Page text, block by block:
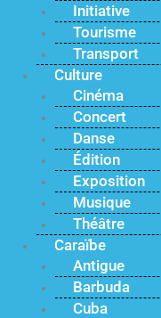
Initiative
Tourisme
Transport
Culture
Cinéma
Concert
Danse
Édition
Exposition
Musique
Théâtre
Caraïbe
Antigue
Barbuda
Cuba